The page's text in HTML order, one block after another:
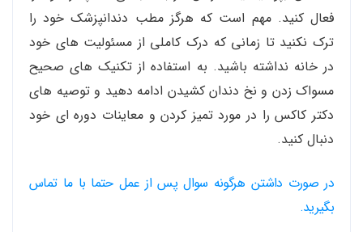
فعال کنید. مهم است که هرگز مطب دندانپزشک خود را
ترک نکنید تا زمانی که درک کاملی از مسئولیت های خود
در خانه نداشته باشید. به استفاده از تکنیک های صحیح
مسواک زدن و نخ دندان کشیدن ادامه دهید و توصیه های
دکتر کاکس را در مورد تمیز کردن و معاینات دوره ای خود
دنبال کنید.
در صورت داشتن هرگونه سوال پس از عمل حتما با ما تماس
بگیرید.